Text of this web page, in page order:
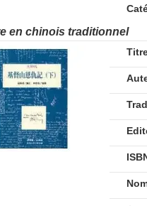
en chinois traditionnel